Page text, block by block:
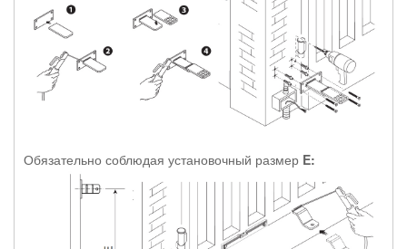
Обязательно соблюдая установочный размер E: